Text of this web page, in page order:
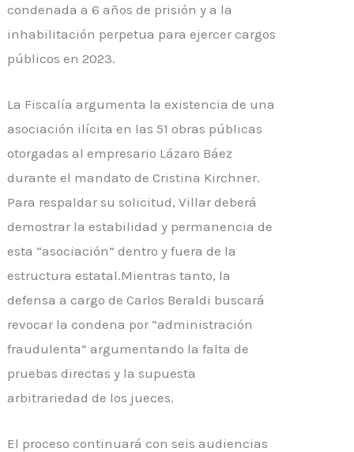
condenada a 6 años de prisión y a la
inhabilitación perpetua para ejercer cargos
públicos en 2023.
La Fiscalía argumenta la existencia de una
asociación ilícita en las 51 obras públicas
otorgadas al empresario Lázaro Báez
durante el mandato de Cristina Kirchner.
Para respaldar su solicitud, Villar deberá
demostrar la estabilidad y permanencia de
esta “asociación” dentro y fuera de la
estructura estatal.Mientras tanto, la
defensa a cargo de Carlos Beraldi buscará
revocar la condena por “administración
fraudulenta” argumentando la falta de
pruebas directas y la supuesta
arbitrariedad de los jueces.
El proceso continuará con seis audiencias